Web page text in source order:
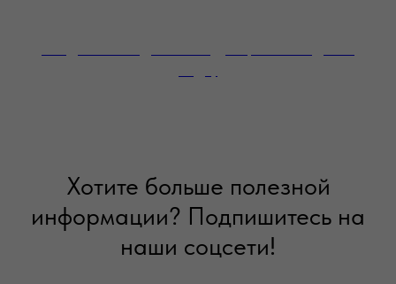
Хотите больше полезной
информации? Подпишитесь на
наши соцсети!